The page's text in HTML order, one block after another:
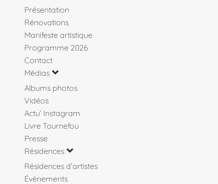
Présentation
Rénovations
Manifeste artistique
Programme 2026
Contact
Médias
Albums photos
Vidéos
Actu’ Instagram
Livre Tournefou
Presse
Résidences
Résidences d’artistes
Évènements